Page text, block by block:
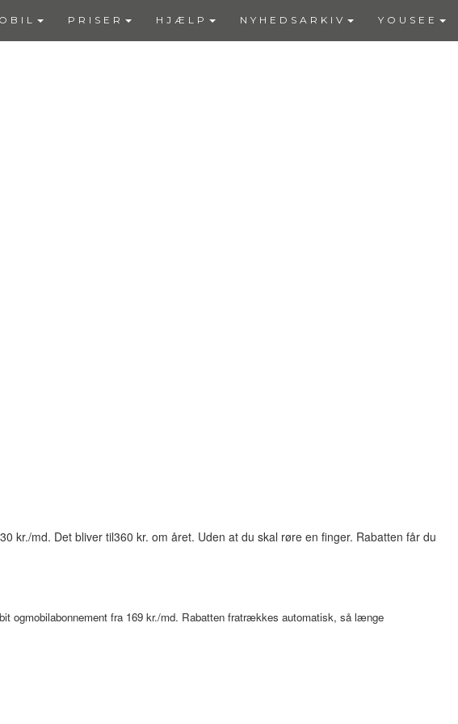
PRISER HJÆLP NYHEDSARKIV YOUSEE
kr./md. Det bliver til360 kr. om året. Uden at du skal røre en finger. Rabatten får du
ogmobilabonnement fra 169 kr./md. Rabatten fratrækkes automatisk, så længe